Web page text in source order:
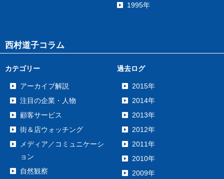
1995年
西村道子コラム
カテゴリー
アーカイブ解説
注目の企業・人物
顧客サービス
街＆店ウォッチング
メディア／コミュニケーシ
ョン
自然観察
過去ログ
2015年
2014年
2013年
2012年
2011年
2010年
2009年